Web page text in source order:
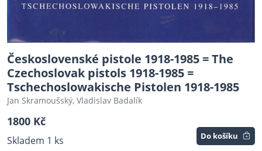
Československé pistole 1918-1985 = The
Czechoslovak pistols 1918-1985 =
Tschechoslowakische Pistolen 1918-1985
Jan Skramoušský, Vladislav Badalík
1800 Kč
Skladem 1 ks Do košíku